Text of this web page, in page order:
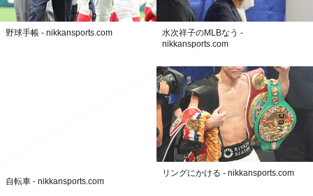
野球手帳 - nikkansports.com
水次祥子のMLBなう -
nikkansports.com
自転車 - nikkansports.com
リングにかける - nikkansports.com